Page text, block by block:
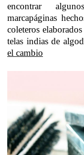
encontrar
marcapáginas
coleteros
telas indias de
el cambio